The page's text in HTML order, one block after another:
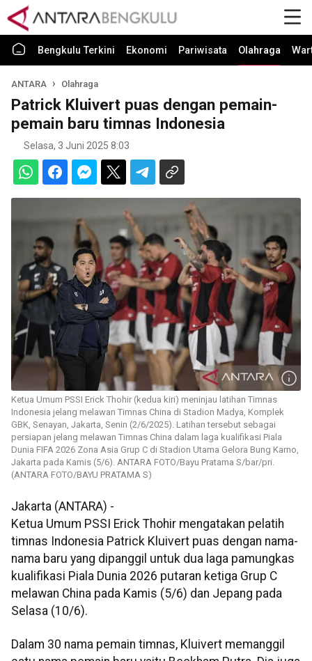
Bengkulu Terkini Ekonomi Pariwisata Olahraga
ANTARA Olahraga
Patrick Kluivert puas dengan pemain-
pemain baru timnas Indonesia
Selasa, 3 Juni 2025 8:03
Ketua Umum PSSI Erick Thohir (kedua kiri) meninjau latihan Timnas
Indonesia jelang melawan Timnas China di Stadion Madya, Komplek
GBK, Senayan, Jakarta, Senin (2/6/2025). Latihan tersebut sebagai
persiapan jelang melawan Timnas China dalam laga kualifikasi Piala
Dunia FIFA 2026 Zona Asia Grup C di Stadion Utama Gelora Bung Karno,
Jakarta pada Kamis (5/6). ANTARA FOTO/Bayu Pratama S/bar/pri.
(ANTARA FOTO/BAYU PRATAMA S)
Jakarta (ANTARA) -
Ketua Umum PSSI Erick Thohir mengatakan pelatih
timnas Indonesia Patrick Kluivert puas dengan nama-
nama baru yang dipanggil untuk dua laga pamungkas
kualifikasi Piala Dunia 2026 putaran ketiga Grup C
melawan China pada Kamis (5/6) dan Jepang pada
Selasa (10/6).
Dalam 30 nama pemain timnas, Kluivert memanggil